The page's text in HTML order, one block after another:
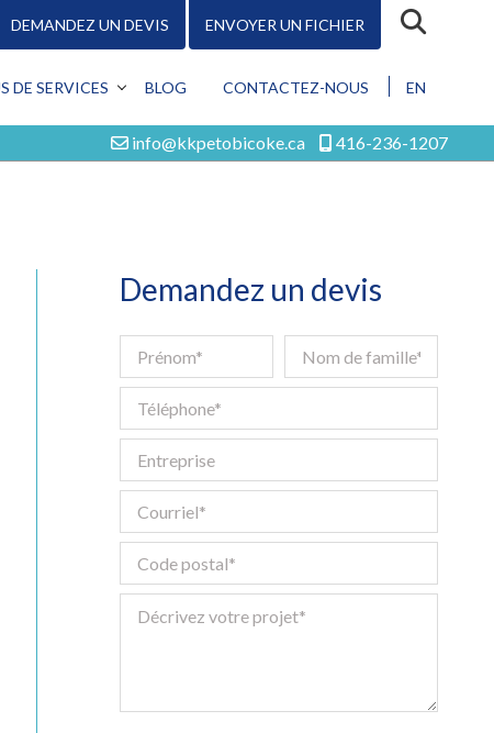
DEMANDEZ UN DEVIS ENVOYER UN FICHIER
DE SERVICES
BLOG CONTACTEZ-NOUS EN
Conception
Numérique
Tous les services
info@kkpetobicoke.ca 416-236-1207
Demandez un devis